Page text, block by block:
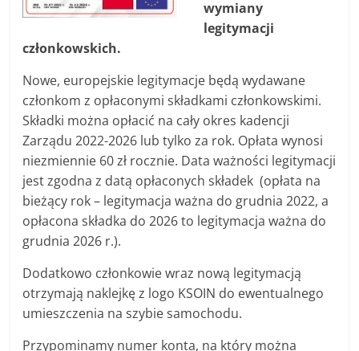
wymiany
legitymacji
członkowskich.
Nowe, europejskie legitymacje będą wydawane
członkom z opłaconymi składkami członkowskimi.
Składki można opłacić na cały okres kadencji
Zarządu 2022-2026 lub tylko za rok. Opłata wynosi
niezmiennie 60 zł rocznie. Data ważności legitymacji
jest zgodna z datą opłaconych składek (opłata na
bieżący rok – legitymacja ważna do grudnia 2022, a
opłacona składka do 2026 to legitymacja ważna do
grudnia 2026 r.).
Dodatkowo członkowie wraz nową legitymacją
otrzymają naklejkę z logo KSOIN do ewentualnego
umieszczenia na szybie samochodu.
Przypominamy numer konta, na który można